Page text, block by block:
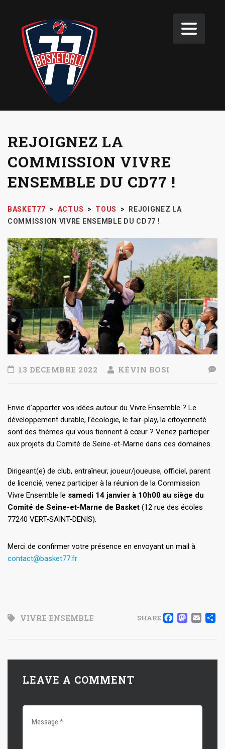
REJOIGNEZ LA
COMMISSION VIVRE
ENSEMBLE DU CD77 !
BASKET77 > ACTUS > TOUS >
REJOIGNEZ LA
COMMISSION VIVRE ENSEMBLE DU CD77 !
13 DÉCEMBRE 2022 KÉVIN BOSI
Envie d’apporter vos idées autour du Vivre Ensemble ? Le
développement durable, l’écologie, le fair-play, la citoyenneté
sont des thèmes qui vous tiennent à cœur ? Venez participer
aux projets du Comité de Seine-et-Marne dans ces domaines.
Dirigeant(e) de club, entraîneur, joueur/joueuse, officiel, parent
de licencié, venez participer à la réunion de la Commission
Vivre Ensemble le samedi 14 janvier à 10h00 au siège du
Comité de Seine-et-Marne de Basket (12 rue des écoles
77240 VERT-SAINT-DENIS).
Merci de confirmer votre présence en envoyant un mail à
contact@basket77.fr
VIVRE ENSEMBLE SHARE
LEAVE A COMMENT